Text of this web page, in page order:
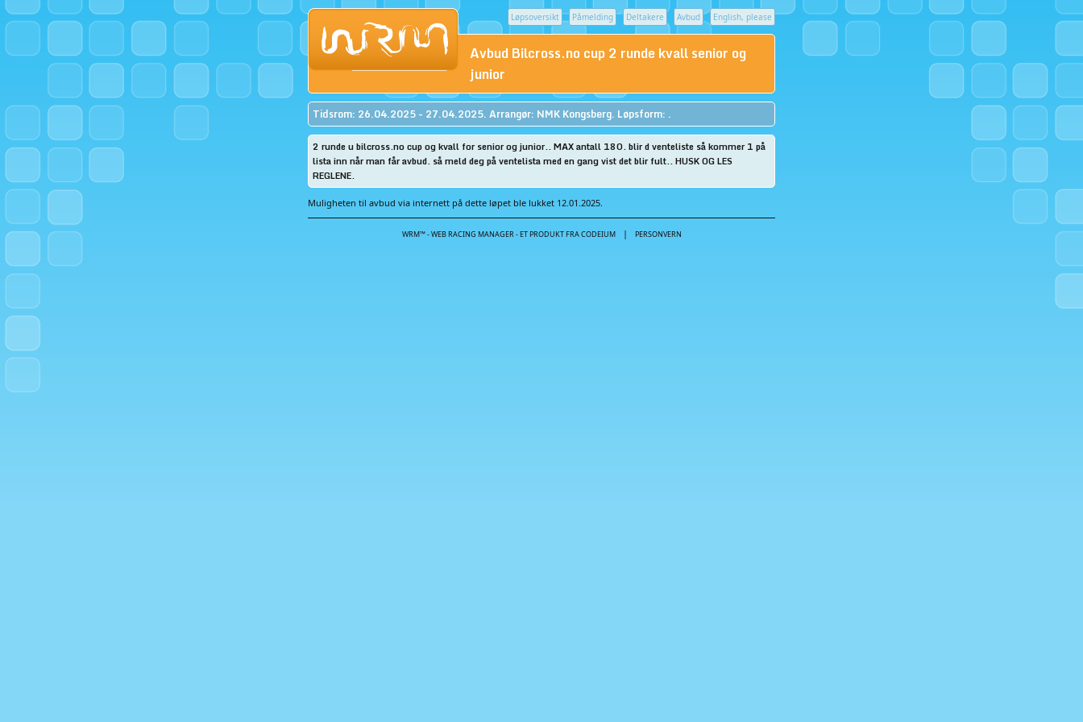
Løpsoversikt Påmelding Deltakere Avbud English, please
Avbud Bilcross.no cup 2 runde kvall senior og
junior
Tidsrom: 26.04.2025 - 27.04.2025. Arrangør: NMK Kongsberg. Løpsform: .
2 runde u bilcross.no cup og kvall for senior og junior.. MAX antall 180. blir d venteliste så kommer 1 på
lista inn når man får avbud. så meld deg på ventelista med en gang vist det blir fult.. HUSK OG LES
REGLENE.
Muligheten til avbud via internett på dette løpet ble lukket 12.01.2025.
WRM™ - WEB RACING MANAGER - ET PRODUKT FRA CODEIUM| PERSONVERN